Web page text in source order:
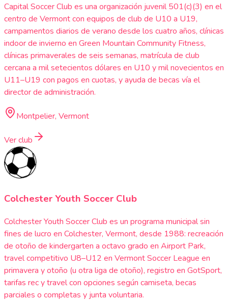
Capital Soccer Club es una organización juvenil 501(c)(3) en el
centro de Vermont con equipos de club de U10 a U19,
campamentos diarios de verano desde los cuatro años, clínicas
indoor de invierno en Green Mountain Community Fitness,
clínicas primaverales de seis semanas, matrícula de club
cercana a mil setecientos dólares en U10 y mil novecientos en
U11–U19 con pagos en cuotas, y ayuda de becas vía el
director de administración.
Montpelier, Vermont
Ver club
Colchester Youth Soccer Club
Colchester Youth Soccer Club es un programa municipal sin
fines de lucro en Colchester, Vermont, desde 1988: recreación
de otoño de kindergarten a octavo grado en Airport Park,
travel competitivo U8–U12 en Vermont Soccer League en
primavera y otoño (u otra liga de otoño), registro en GotSport,
tarifas rec y travel con opciones según camiseta, becas
parciales o completas y junta voluntaria.